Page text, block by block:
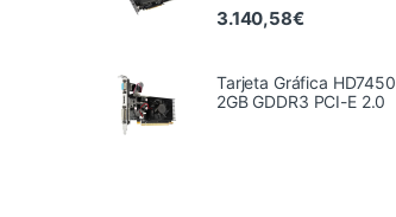
3.140,58€
Tarjeta Gráfica HD7450
2GB GDDR3 PCI-E 2.0